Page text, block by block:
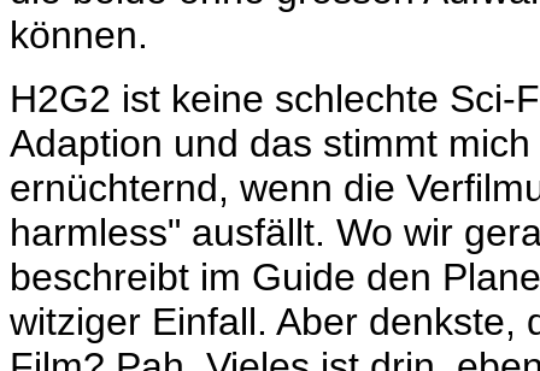
können.
H2G2 ist keine schlechte Sci-
Adaption und das stimmt
ernüchternd, wenn die
harmless" ausfällt. Wo wir
beschreibt im Guide den
witziger Einfall. Aber denkste,